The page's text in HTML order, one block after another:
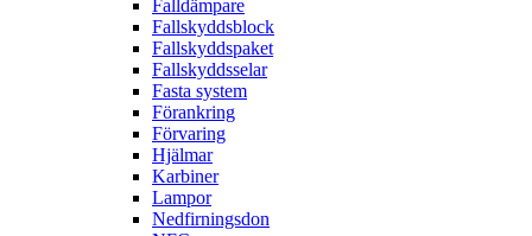
Falldämpare
Fallskyddsblock
Fallskyddspaket
Fallskyddsselar
Fasta system
Förankring
Förvaring
Hjälmar
Karbiner
Lampor
Nedfirningsdon